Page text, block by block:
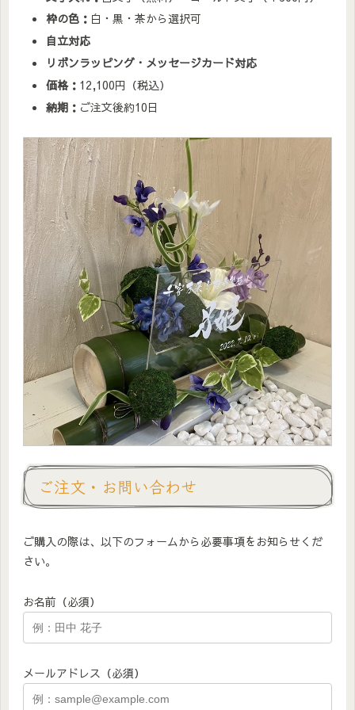
枠の色： 白・黒・茶から選択可
自立対応
リボンラッピング・メッセージカード対応
価格： 12,100円（税込）
納期： ご注文後約10日
ご注文・お問い合わせ
ご購入の際は、以下のフォームから必要事項をお知らせくだ
さい。
お名前（必須）
メールアドレス（必須）